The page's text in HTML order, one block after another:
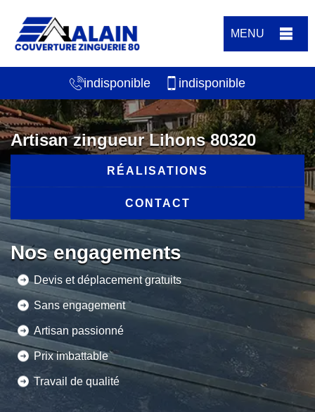
MENU
indisponible indisponible
Artisan zingueur Lihons 80320
RÉALISATIONS
CONTACT
Nos engagements
Devis et déplacement gratuits
Sans engagement
Artisan passionné
Prix imbattable
Travail de qualité